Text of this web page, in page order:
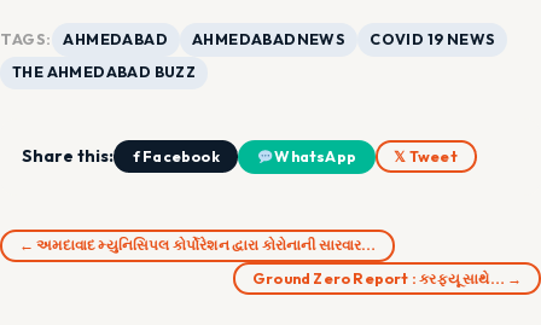
TAGS: AHMEDABAD AHMEDABADNEWS
COVID 19 NEWS
THE AHMEDABAD BUZZ
Share this: f Facebook WhatsApp 𝕏 Tweet
← અમદાવાદ મ્યુનિસિપલ કોર્પોરેશન દ્વારા કોરોનાની સારવાર…
Ground Zero Report : કરફ્યૂ સાથે… →